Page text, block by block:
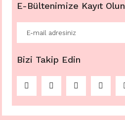
E-Bültenimize Kayıt Olun
Bizi Takip Edin